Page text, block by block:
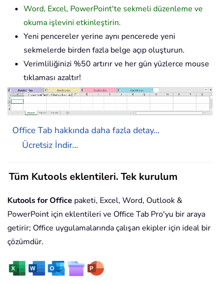
Word, Excel, PowerPoint'te sekmeli düzenleme ve
okuma işlevini etkinleştirin.
Yeni pencereler yerine aynı pencerede yeni
sekmelerde birden fazla belge açıp oluşturun.
Verimliliğinizi %50 artırır ve her gün yüzlerce mouse
tıklaması azaltır!
Office Tab hakkında daha fazla detay...
Ücretsiz İndir...
Tüm Kutools eklentileri. Tek kurulum
Kutools for Office paketi, Excel, Word, Outlook &
PowerPoint için eklentileri ve Office Tab Pro'yu bir araya
getirir; Office uygulamalarında çalışan ekipler için ideal bir
çözümdür.